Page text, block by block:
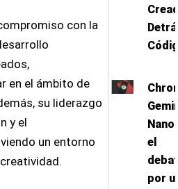
con la
en el ámbito de
su liderazgo
y el
un entorno
Nano
el
por